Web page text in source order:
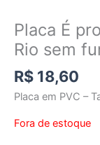
Placa É
Rio sem
R$ 18,60
Placa em PVC –
Fora de estoque